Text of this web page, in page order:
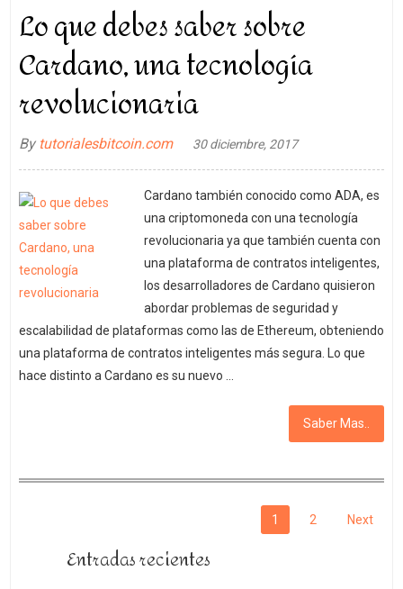
Lo que debes saber sobre
Cardano, una tecnología
revolucionaria
By tutorialesbitcoin.com 30 diciembre, 2017
Cardano también conocido como ADA, es
una criptomoneda con una tecnología
revolucionaria ya que también cuenta con
una plataforma de contratos inteligentes,
los desarrolladores de Cardano quisieron
abordar problemas de seguridad y
escalabilidad de plataformas como las de Ethereum, obteniendo
una plataforma de contratos inteligentes más segura. Lo que
hace distinto a Cardano es su nuevo …
Saber Mas..
1 2 Next
Entradas recientes